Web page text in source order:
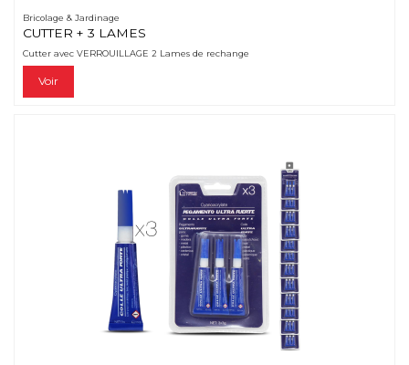
Bricolage & Jardinage
CUTTER + 3 LAMES
Cutter avec VERROUILLAGE 2 Lames de rechange
Voir